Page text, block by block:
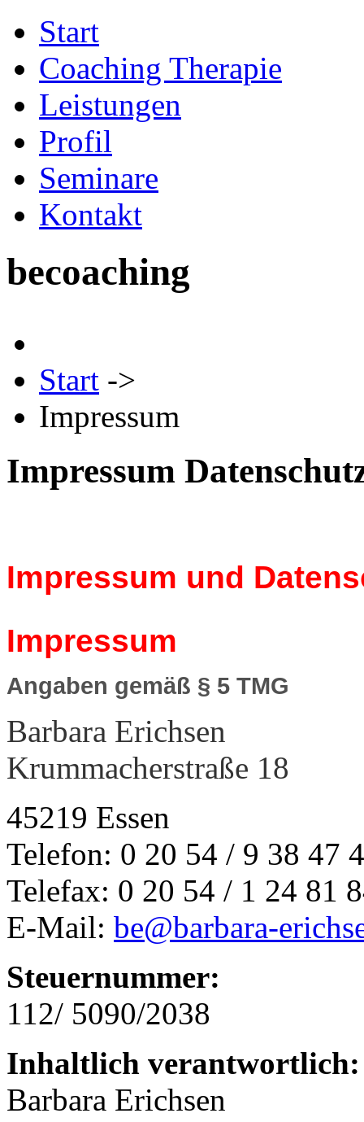
Start
Coaching Therapie
Leistungen
Profil
Seminare
Kontakt
becoaching
Start ->
Impressum
Impressum
Impressum und
Impressum
Angaben gemäß § 5 TMG
Barbara Erichsen
Krummacherstraße 18
45219 Essen
Telefon: 0 20 54 / 9 38 47
Telefax: 0 20 54 / 1 24 81
E-Mail: be@barbara-
Steuernummer:
112/ 5090/2038
Inhaltlich verantwortlich:
Barbara Erichsen